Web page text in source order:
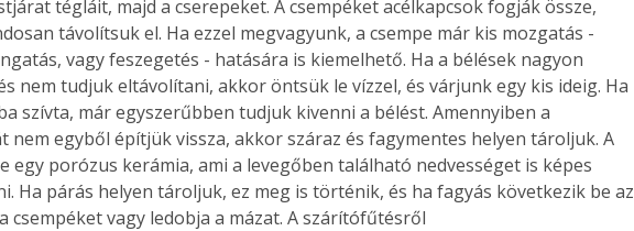
tégláit, majd a cserepeket. A csempéket acélkapcsok fogják össze,
távolítsuk el. Ha ezzel megvagyunk, a csempe már kis mozgatás -
vagy feszegetés - hatására is kiemelhető. Ha a bélések nagyon
nem tudjuk eltávolítani, akkor öntsük le vízzel, és várjunk egy kis ideig. Ha
szívta, már egyszerűbben tudjuk kivenni a bélést. Amennyiben a
nem egyből építjük vissza, akkor száraz és fagymentes helyen tároljuk. A
egy porózus kerámia, ami a levegőben található nedvességet is képes
Ha párás helyen tároljuk, ez meg is történik, és ha fagyás következik be az
csempéket vagy ledobja a mázat. A szárítófűtésről